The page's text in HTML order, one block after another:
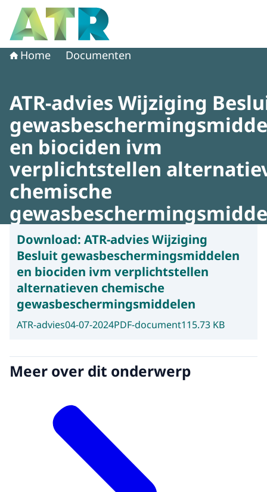
Naar de homepage van Adviescollege toetsing regeldruk
Home Documenten
ATR-advies Wijziging
en biociden ivm
verplichtstellen
chemische
Download: ATR-advies Wijziging
Besluit gewasbeschermingsmiddelen
en biociden ivm verplichtstellen
alternatieven chemische
gewasbeschermingsmiddelen
ATR-advies04-07-2024PDF-document115.73 KB
Meer over dit onderwerp